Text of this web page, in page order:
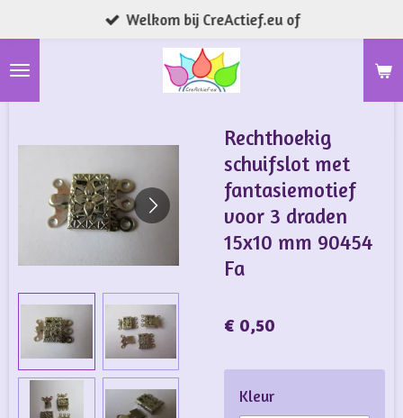
direct
naar
Welkom bij CreActief.eu of
Rechthoekig
schuifslot met
fantasiemotief
voor 3 draden
15x10 mm 90454
Fa
€ 0,50
Kleur